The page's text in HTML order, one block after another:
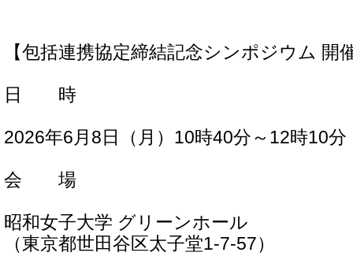
【包括連携協定締結記念シンポジウム 開
日 時
2026年6月8日（月）10時40分～12時10分
会 場
昭和女子大学 グリーンホール
（東京都世田谷区太子堂1-7-57）